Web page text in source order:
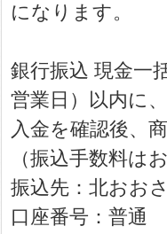
になります。
銀行振込 現金一
営業日）以内に
入金を確認後、
（振込手数料は
振込先：北おお
口座番号：普通